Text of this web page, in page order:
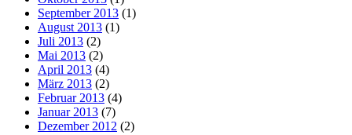
September 2013 (1)
August 2013 (1)
Juli 2013 (2)
Mai 2013 (2)
April 2013 (4)
März 2013 (2)
Februar 2013 (4)
Januar 2013 (7)
Dezember 2012 (2)